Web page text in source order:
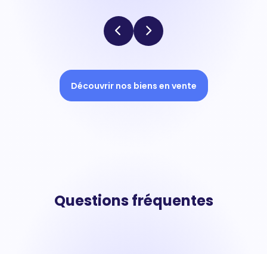
Découvrir nos biens en vente
Questions fréquentes